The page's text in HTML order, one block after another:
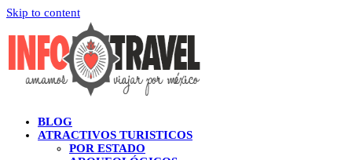
Skip to content
BLOG
ATRACTIVOS TURISTICOS
POR ESTADO